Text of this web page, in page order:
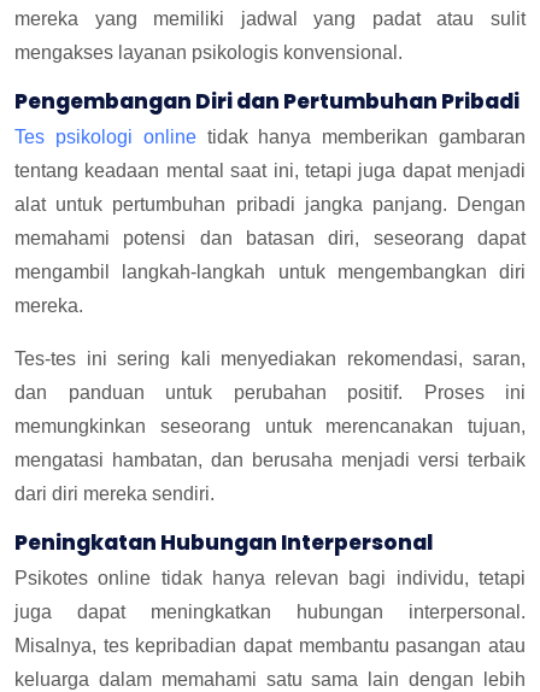
mereka yang memiliki jadwal yang padat atau sulit
mengakses layanan psikologis konvensional.
Pengembangan Diri dan Pertumbuhan Pribadi
Tes psikologi onlinetidak hanya memberikan gambaran
tentang keadaan mental saat ini, tetapi juga dapat menjadi
alat untuk pertumbuhan pribadi jangka panjang. Dengan
memahami potensi dan batasan diri, seseorang dapat
mengambil langkah-langkah untuk mengembangkan diri
mereka.
Tes-tes ini sering kali menyediakan rekomendasi, saran,
dan panduan untuk perubahan positif. Proses ini
memungkinkan seseorang untuk merencanakan tujuan,
mengatasi hambatan, dan berusaha menjadi versi terbaik
dari diri mereka sendiri.
Peningkatan Hubungan Interpersonal
Psikotes online tidak hanya relevan bagi individu, tetapi
juga dapat meningkatkan hubungan interpersonal.
Misalnya, tes kepribadian dapat membantu pasangan atau
keluarga dalam memahami satu sama lain dengan lebih